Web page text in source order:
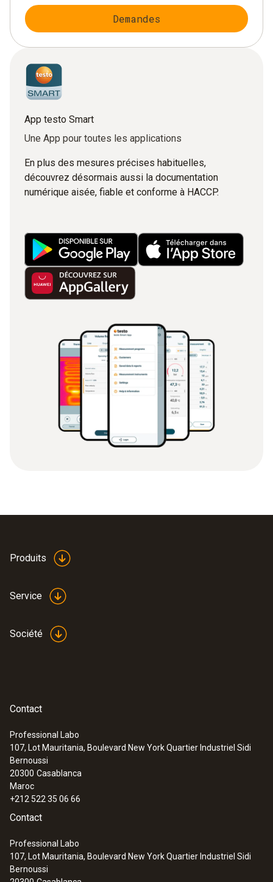
Demandes
App testo Smart
Une App pour toutes les applications
En plus des mesures précises habituelles,
découvrez désormais aussi la documentation
numérique aisée, fiable et conforme à HACCP.
Produits
Service
Société
Contact
Professional Labo
107, Lot Mauritania, Boulevard New York Quartier Industriel Sidi
Bernoussi
20300 Casablanca
Maroc
+212 522 35 06 66
Contact
Professional Labo
107, Lot Mauritania, Boulevard New York Quartier Industriel Sidi
Bernoussi